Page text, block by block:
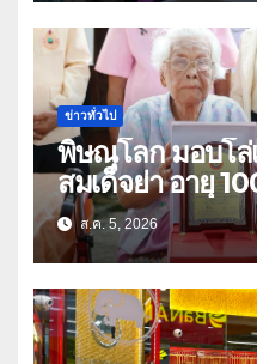
ข่าวทั่วไป
พิษณุโลก มอบโล่
สมเด็จย่า อายุ 100 ปี “นางจอ
เนตร” ตำบลบ้าน
ส.ค. 5, 2026